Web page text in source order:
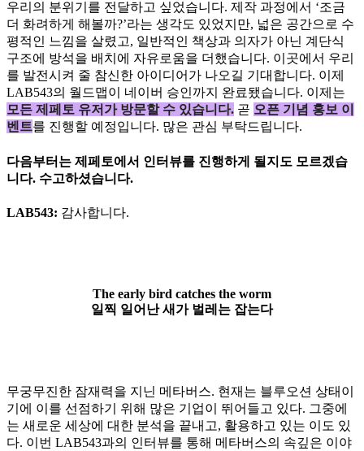
우리의 분위기를 전달하고 싶었습니다. 제작 과정에서 ‘조금
더 화려하게 해볼까?’라는 생각도 있었지만, 넓은 공간으로 수
평적인 느낌을 살렸고, 일반적인 책상과 의자가 아닌 계단식
구조에 방석을 배치에 자유로움을 더했습니다. 이곳에서 우리
를 발전시켜 줄 참신한 아이디어가 나오길 기대합니다. 이제
LAB543의 월드맵이 네이버 승인까지 완료됐습니다. 이제는
모든 제페토 유저가 방문할 수 있습니다. 곧 오픈 기념 홍보 이
벤트를 진행할 예정입니다. 많은 관심 부탁드립니다.
다음부터는 제페토에서 인터뷰를 진행하게 될지도 모르겠습
니다. 수고하셨습니다.
LAB543: 감사합니다.
The early bird catches the worm
일찍 일어난 새가 벌레는 잡는다
무궁무진한 잠재력을 지닌 메타버스. 현재는 블루오션 상태이
기에 이를 선점하기 위해 많은 기업이 뛰어들고 있다. 그중에
는 새로운 세상에 대한 분석을 끝내고, 활용하고 있는 이도 있
다. 이번 LAB543과의 인터뷰를 통해 메타버스의 속깊은 이야